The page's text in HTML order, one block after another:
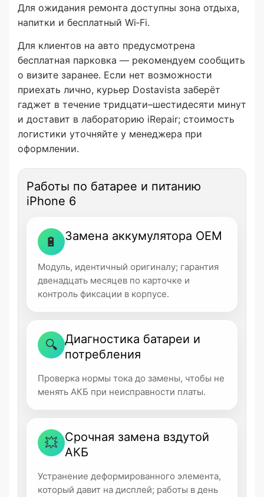
Для ожидания ремонта доступны зона отдыха,
напитки и бесплатный Wi‑Fi.
Для клиентов на авто предусмотрена
бесплатная парковка — рекомендуем сообщить
о визите заранее. Если нет возможности
приехать лично, курьер Dostavista заберёт
гаджет в течение тридцати–шестидесяти минут
и доставит в лабораторию iRepair; стоимость
логистики уточняйте у менеджера при
оформлении.
Работы по батарее и питанию
iPhone 6
🔋 Замена аккумулятора OEM
Модуль, идентичный оригиналу; гарантия
двенадцать месяцев по карточке и
контроль фиксации в корпусе.
🔍 Диагностика батареи и
потребления
Проверка нормы тока до замены, чтобы не
менять АКБ при неисправности платы.
💥 Срочная замена вздутой
АКБ
Устранение деформированного элемента,
который давит на дисплей; работы в день